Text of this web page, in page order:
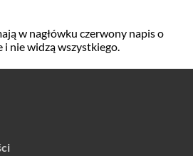
w nagłówku czerwony napis o
i nie widzą wszystkiego.